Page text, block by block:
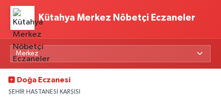
Kütahya Merkez Nöbetçi Eczaneler
Doğa Eczanesi
ŞEHİR HASTANESİ KARŞISI